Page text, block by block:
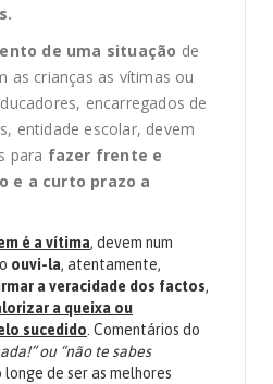
de uma situação de
as crianças as vítimas ou
encarregados de
entidade escolar, devem
para fazer frente e
e a curto prazo a
é a vítima, devem num
ouvi-la, atentamente,
a veracidade dos factos,
a queixa ou
sucedido. Comentários do
ou “não te sabes
de ser as melhores